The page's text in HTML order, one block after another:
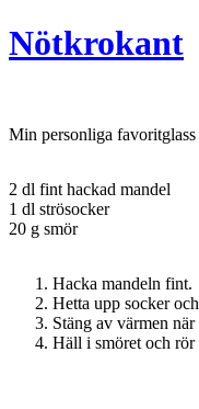
Nötkrokant
Min personliga
2 dl fint hackad mandel
1 dl strösocker
20 g smör
Hacka mandeln fint.
Hetta upp socker
Stäng av värmen
Häll i smöret och rör